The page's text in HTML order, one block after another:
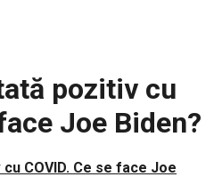
pozitiv cu
Joe Biden?